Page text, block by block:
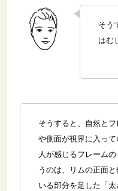
そう
はむ
そうすると、自然と
や側面が視界に入っ
人が感じるフレーム
うのは、リムの正面
いる部分を足した「太